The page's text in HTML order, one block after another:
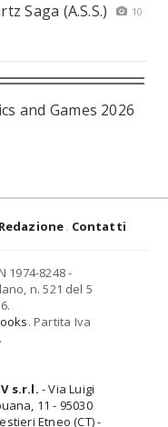
Saga (A.S.S.)
10
and Games 2026
Redazione Contatti
1974-8248 -
n. 521 del 5
. Partita Iva
s.r.l. - Via Luigi
11 - 95030
Etneo (CT) -